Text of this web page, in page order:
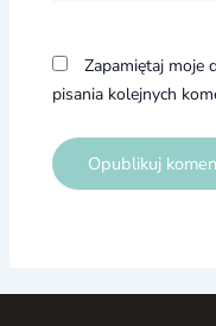
Zapamiętaj moje
pisania kolejnych